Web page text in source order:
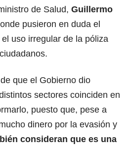
de Salud, Guillermo
pusieron en duda el
uso irregular de la póliza
que el Gobierno dio
sectores coinciden en
puesto que, pese a
dinero por la evasión y
consideran que es una